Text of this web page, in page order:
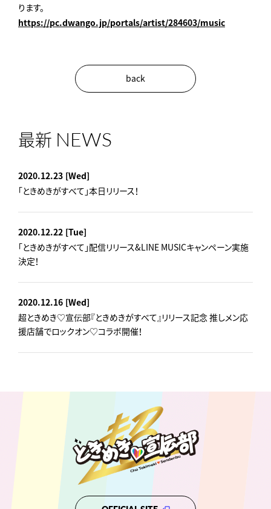
ります。
https://pc.dwango.jp/portals/artist/284603/music
back
最新 NEWS
2020.12.23 [Wed]
「ときめきがすべて」本日リリース！
2020.12.22 [Tue]
「ときめきがすべて」配信リリース&LINE MUSICキャンペーン実施
決定！
2020.12.16 [Wed]
超ときめき♡宣伝部『ときめきがすべて』リリース記念 推しメン応
援店舗でロックオン♡コラボ開催！